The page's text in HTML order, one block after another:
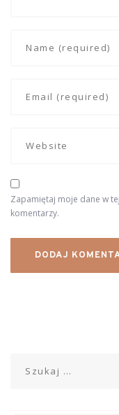
Zapamiętaj moje dane w
komentarzy.